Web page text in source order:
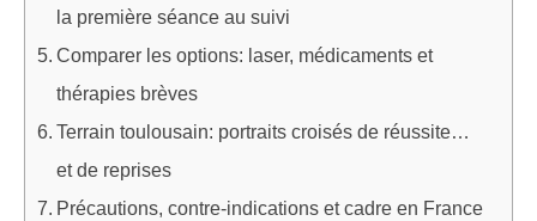
la première séance au suivi
Comparer les options: laser, médicaments et
thérapies brèves
Terrain toulousain: portraits croisés de réussite…
et de reprises
Précautions, contre-indications et cadre en France